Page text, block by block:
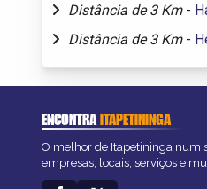
Distância de 3 Km -
Distância de 3 Km -
ENCONTRAITAPETININGA
O melhor de Itapetininga num
empresas, locais, serviços e